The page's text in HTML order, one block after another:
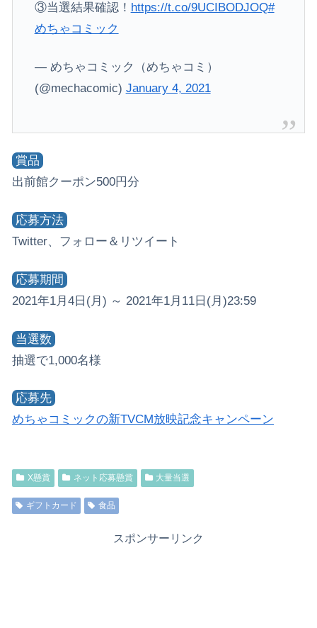
③当選結果確認！ https://t.co/9UCIBODJOQ#
めちゃコミック
— めちゃコミック（めちゃコミ）
(@mechacomic) January 4, 2021
賞品
出前館クーポン500円分
応募方法
Twitter、フォロー＆リツイート
応募期間
2021年1月4日(月) ～ 2021年1月11日(月)23:59
当選数
抽選で1,000名様
応募先
めちゃコミックの新TVCM放映記念キャンペーン
X懸賞 ネット応募懸賞 大量当選
ギフトカード 食品
スポンサーリンク